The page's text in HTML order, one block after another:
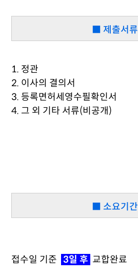
■ 제출서류
1. 정관
2. 이사의 결의서
3. 등록면허세영수필확인서
4. 그 외 기타 서류(비공개)
■ 소요기간
접수일 기준 3일 후 교합완료